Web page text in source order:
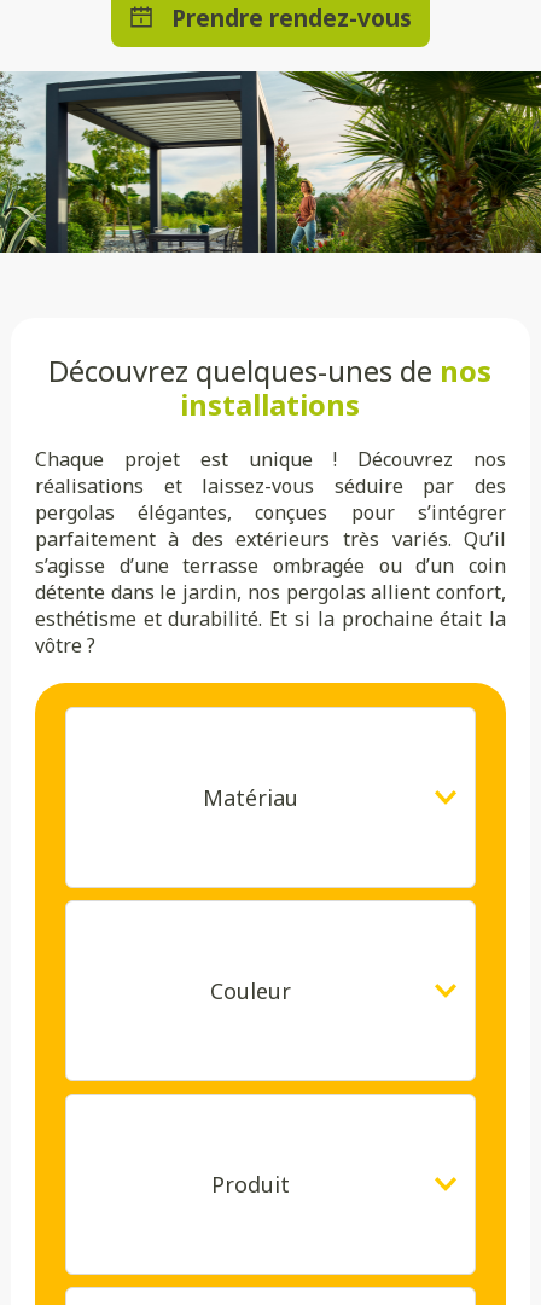
Prendre rendez-vous
Découvrez quelques-unes de nos
installations
Chaque projet est unique ! Découvrez nos
réalisations et laissez-vous séduire par des
pergolas élégantes, conçues pour s’intégrer
parfaitement à des extérieurs très variés. Qu’il
s’agisse d’une terrasse ombragée ou d’un coin
détente dans le jardin, nos pergolas allient confort,
esthétisme et durabilité. Et si la prochaine était la
vôtre ?
Matériau
Couleur
Produit